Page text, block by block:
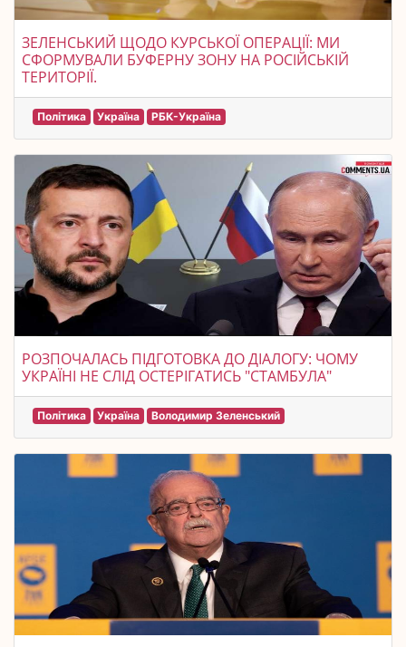
ЗЕЛЕНСЬКИЙ ЩОДО КУРСЬКОЇ ОПЕРАЦІЇ: МИ
СФОРМУВАЛИ БУФЕРНУ ЗОНУ НА РОСІЙСЬКІЙ
ТЕРИТОРІЇ.
Політика Україна РБК-Україна
РОЗПОЧАЛАСЬ ПІДГОТОВКА ДО ДІАЛОГУ: ЧОМУ
УКРАЇНІ НЕ СЛІД ОСТЕРІГАТИСЬ "СТАМБУЛА"
Політика Україна Володимир Зеленський